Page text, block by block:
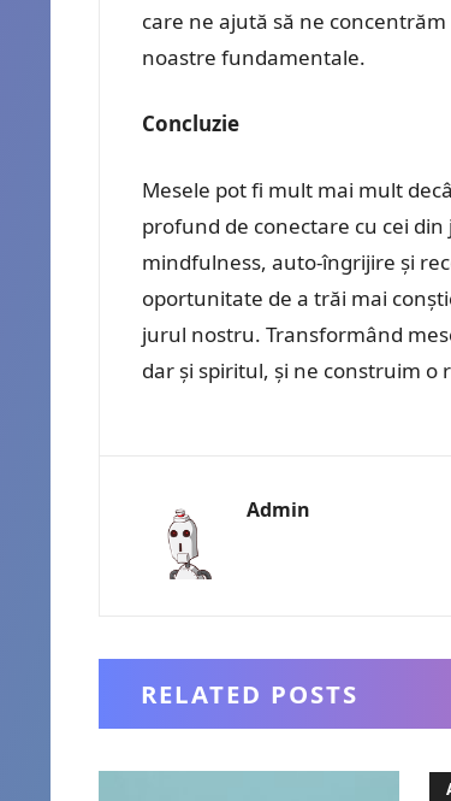
care ne ajută să ne
noastre fundamentale.
Concluzie
Mesele pot fi mult mai mult
profund de conectare cu cei
mindfulness, auto-îngrijire și
oportunitate de a trăi mai
jurul nostru. Transformând
dar și spiritul, și ne construim o
Admin
RELATED POSTS